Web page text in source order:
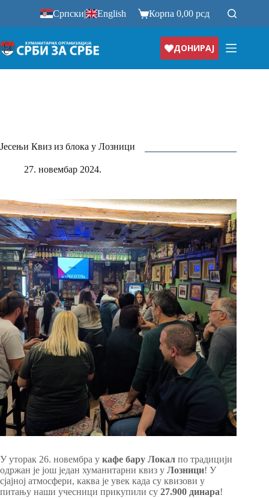
Српски| English Корпа0,00рсд
ДОНИРАЈ
Јесењи Квиз из блока у Лозници
27. новембар 2024.
У уторак 26. новембра у кафе бару Локал по традицији
одржан је још један хуманитарни квиз у Лозници! У
сјајној атмосфери, каква је увек када су квизови у
питању наши учесници прикупили су 27.900 динара!